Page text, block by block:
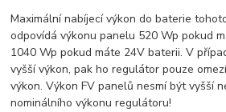
Maximální nabíjecí výkon do baterie
odpovídá výkonu panelu 520 Wp pokud
1040 Wp pokud máte 24V baterii. V
vyšší výkon, pak ho regulátor pouze
výkon. Výkon FV panelů nesmí být vyšší
nominálního výkonu regulátoru!